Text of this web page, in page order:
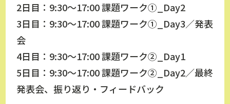
2日目：9:30～17:00 課題ワーク①_Day2
3日目：9:30～17:00 課題ワーク①_Day3／発表
会
4日目：9:30～17:00 課題ワーク②_Day1
5日目：9:30～17:00 課題ワーク②_Day2／最終
発表会、振り返り・フィードバック